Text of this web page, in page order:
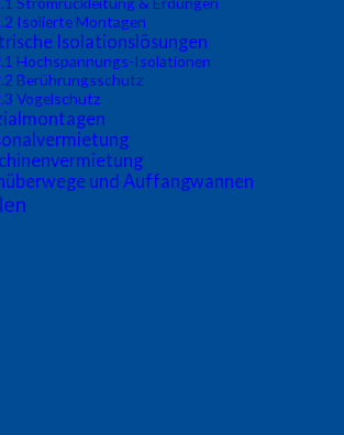
Isolierte Montagen
Isolationslösungen
Hochspannungs-Isolationen
Berührungsschutz
Vogelschutz
und Auffangwannen